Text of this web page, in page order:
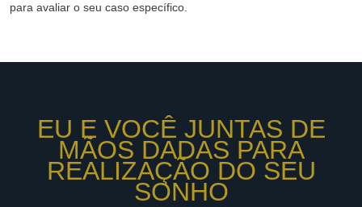
para avaliar o seu caso específico.
EU E VOCÊ JUNTAS DE
MÃOS DADAS PARA
REALIZAÇÃO DO SEU
SONHO